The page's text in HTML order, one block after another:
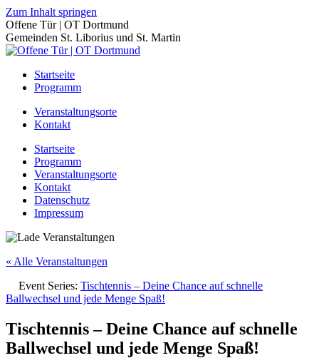
Zum Inhalt springen
Offene Tür | OT Dortmund
Gemeinden St. Liborius und St. Martin
Startseite
Programm
Veranstaltungsorte
Kontakt
Startseite
Programm
Veranstaltungsorte
Kontakt
Datenschutz
Impressum
« Alle Veranstaltungen
Event Series: Tischtennis – Deine Chance auf schnelle
Ballwechsel und jede Menge Spaß!
Tischtennis – Deine Chance auf schnelle
Ballwechsel und jede Menge Spaß!